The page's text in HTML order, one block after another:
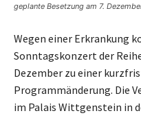
geplante Besetzung am 7.
Wegen einer Erkrankung
Sonntagskonzert der
Dezember zu einer
Programmänderung. Die
im Palais Wittgenstein in